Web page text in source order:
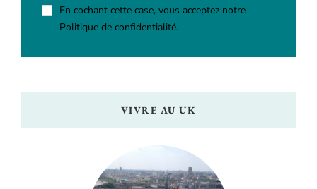
En cochant cette case, vous acceptez notre
Politique de confidentialité.
VIVRE AU UK